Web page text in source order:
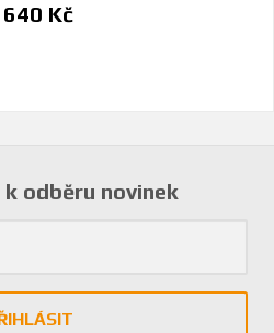
Kč
odběru novinek